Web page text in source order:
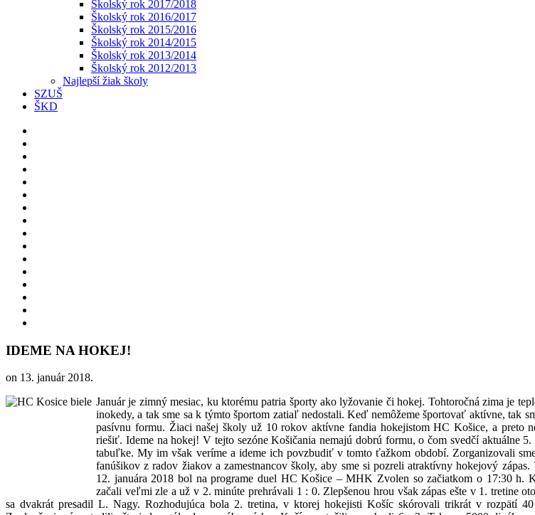
Školský rok 2017/2018
Školský rok 2016/2017
Školský rok 2015/2016
Školský rok 2014/2015
Školský rok 2013/2014
Školský rok 2012/2013
Najlepší žiak školy
SZUŠ
ŠKD
IDEME NA HOKEJ!
on 13. január 2018.
Január je zimný mesiac, ku ktorému patria športy ako lyžovanie či hokej. Tohtoročná zima je
inokedy, a tak sme sa k týmto športom zatiaľ nedostali. Keď nemôžeme športovať aktívne, tak
pasívnu formu. Žiaci našej školy už 10 rokov aktívne fandia hokejistom HC Košice, a preto
riešiť. Ideme na hokej! V tejto sezóne Košičania nemajú dobrú formu, o čom svedčí aktuálne 5.
tabuľke. My im však veríme a ideme ich povzbudiť v tomto ťažkom období. Zorganizovali
fanúšikov z radov žiakov a zamestnancov školy, aby sme si pozreli atraktívny hokejový
12. januára 2018 bol na programe duel HC Košice – MHK Zvolen so začiatkom o 17:30 h.
začali veľmi zle a už v 2. minúte prehrávali 1 : 0. Zlepšenou hrou však zápas ešte v 1. tretine
sa dvakrát presadil L. Nagy. Rozhodujúca bola 2. tretina, v ktorej hokejisti Košíc skórovali trikrát v rozpätí 40